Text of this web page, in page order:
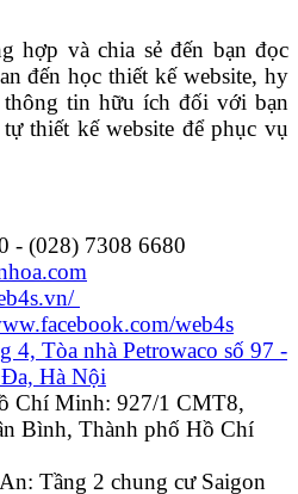
hợp và chia sẻ đến bạn đọc
đến học thiết kế website, hy
tin hữu ích đối với bạn
thiết kế website để phục vụ
- (028) 7308 6680
web4s
4, Tòa nhà Petrowaco số 97 -
Hà Nội
Chí Minh: 927/1 CMT8,
Bình, Thành phố Hồ Chí
Tầng 2 chung cư Saigon